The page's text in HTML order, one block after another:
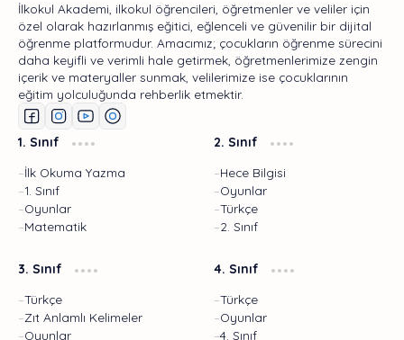
İlkokul Akademi, ilkokul öğrencileri, öğretmenler ve veliler için
özel olarak hazırlanmış eğitici, eğlenceli ve güvenilir bir dijital
öğrenme platformudur. Amacımız; çocukların öğrenme sürecini
daha keyifli ve verimli hale getirmek, öğretmenlerimize zengin
içerik ve materyaller sunmak, velilerimize ise çocuklarının
eğitim yolculuğunda rehberlik etmektir.
1. Sınıf
İlk Okuma Yazma
1. Sınıf
Oyunlar
Matematik
2. Sınıf
Hece Bilgisi
Oyunlar
Türkçe
2. Sınıf
3. Sınıf
Türkçe
Zıt Anlamlı Kelimeler
Oyunlar
4. Sınıf
Türkçe
Oyunlar
4. Sınıf